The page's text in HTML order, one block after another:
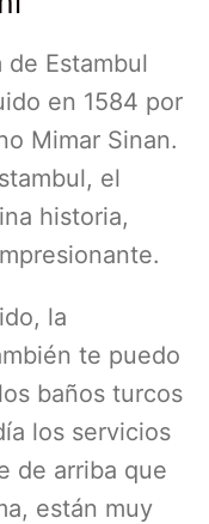
de Estambul
en 1584 por
Mimar Sinan.
el
historia,
la
te puedo
baños turcos
los servicios
de arriba que
están muy